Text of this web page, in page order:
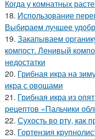
Когда у комнатных
18. Использование
Выбираем лучшее
19. Закапываем
компост. Ленивый
недостатки
20. Грибная икра на
икра с овощами
21. Грибная икра из
рецептов «Пальчики
22. Сухость во рту, как
23. Гортензия